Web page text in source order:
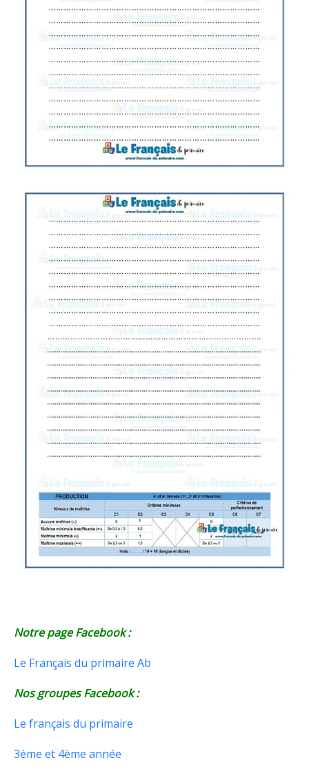
Notre page Facebook :
Le Français du primaire Ab
Nos groupes Facebook :
Le français du primaire
3éme et 4ème année